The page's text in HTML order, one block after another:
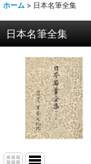
ホーム > 日本名筆全集
日本名筆全集